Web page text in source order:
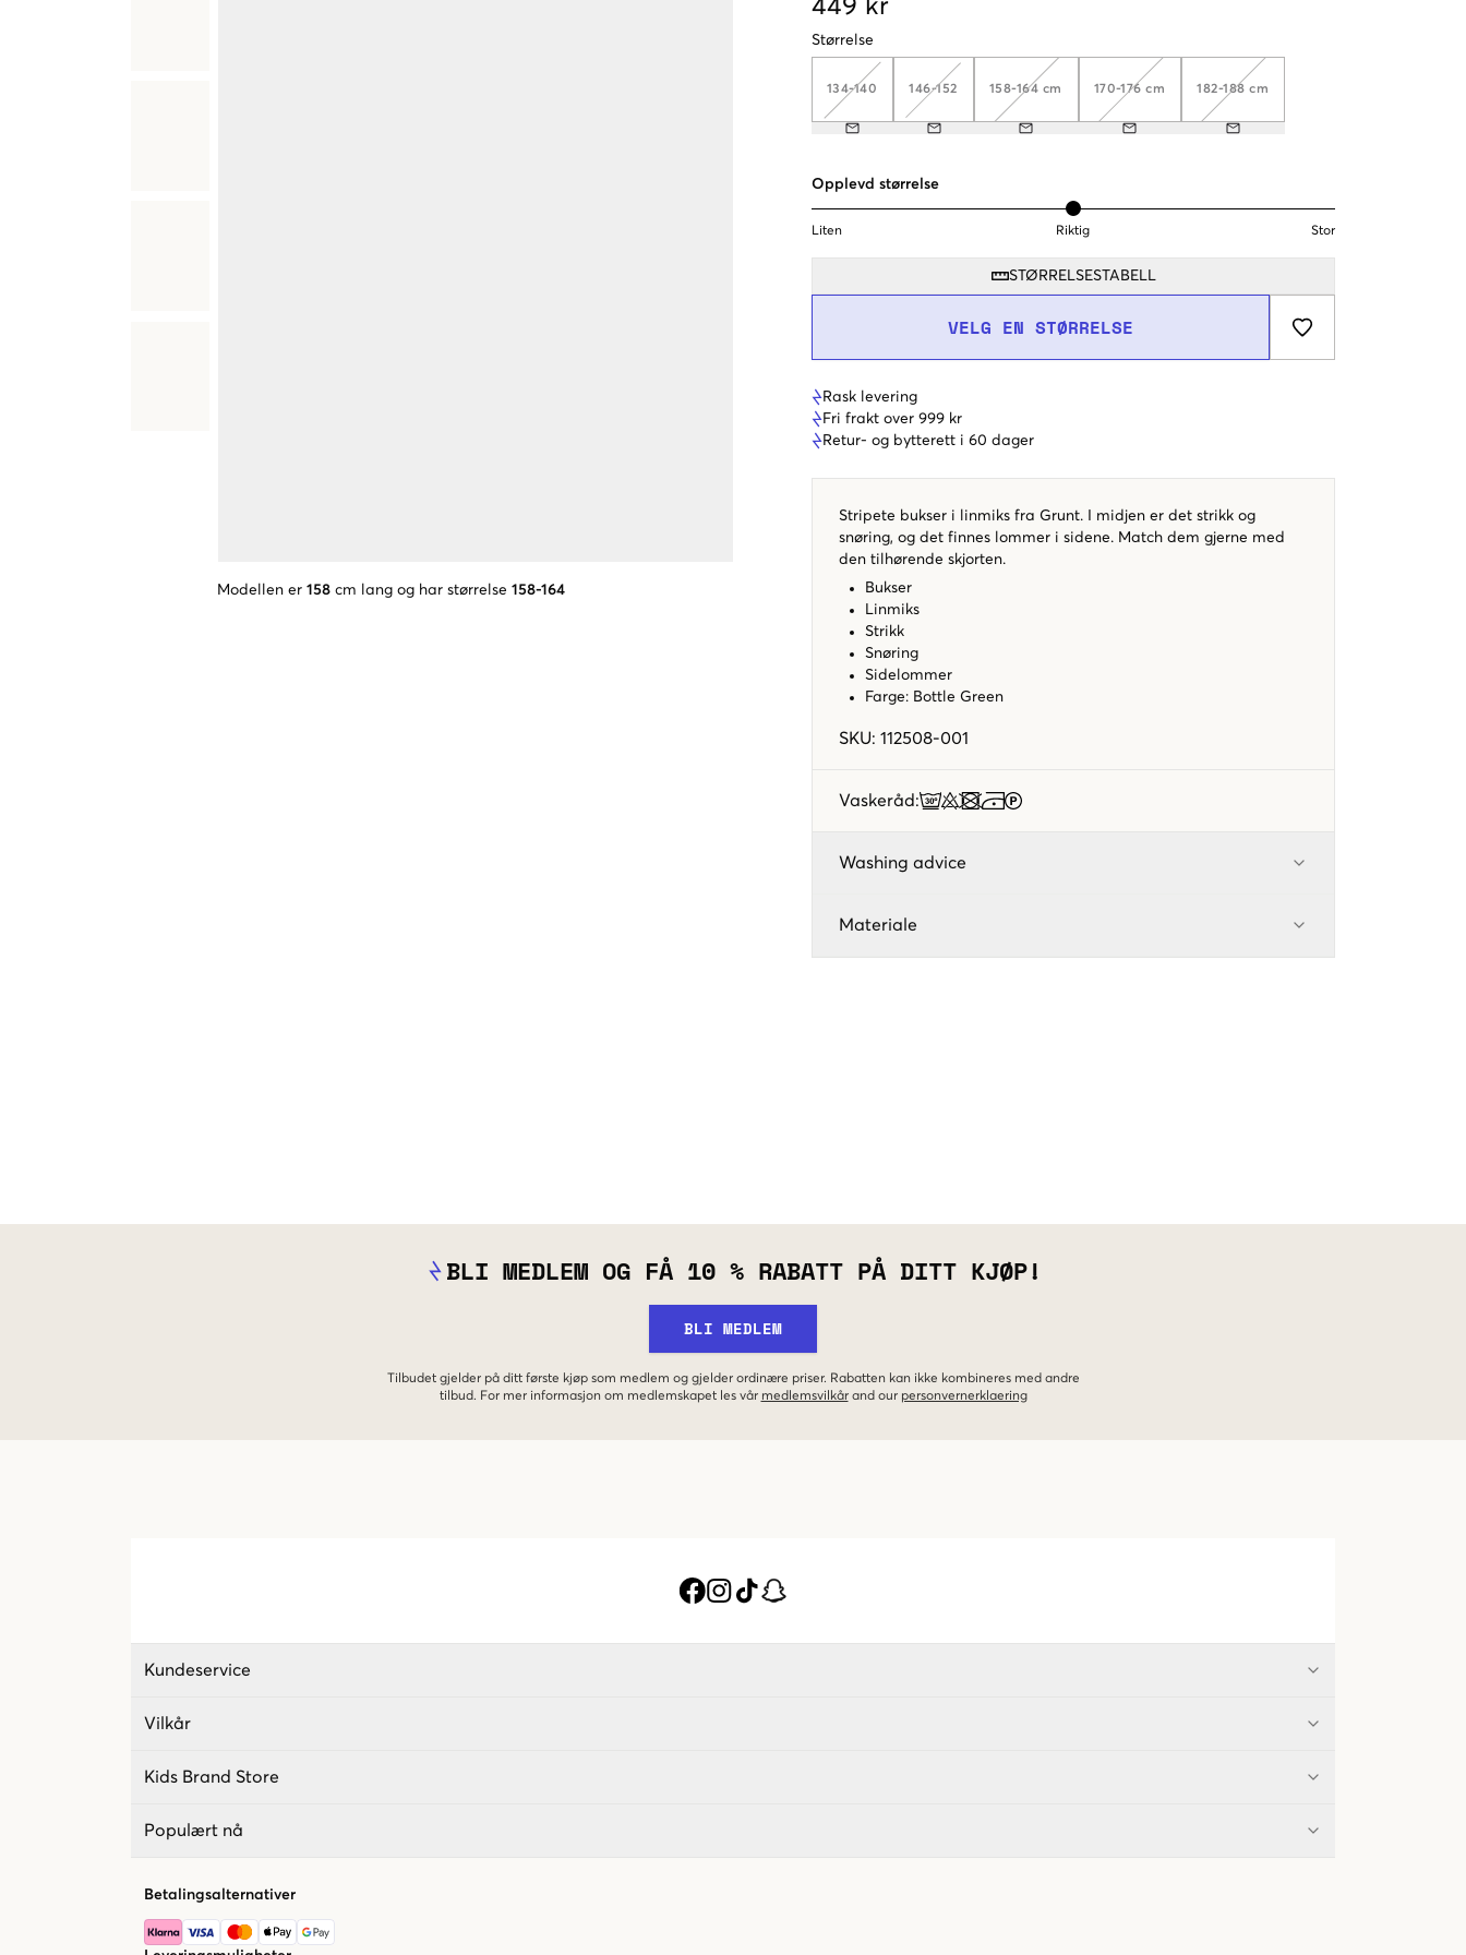
Modellen er 158 cm lang og har størrelse 158-164
449 kr
Størrelse
134-140 146-152 158-164 cm 170-176 cm 182-188 cm
Opplevd størrelse
Liten Riktig Stor
STØRRELSESTABELL
VELG EN STØRRELSE
Rask levering
Fri frakt over 999 kr
Retur- og bytterett i 60 dager
Stripete bukser i linmiks fra Grunt. I midjen er det strikk og
snøring, og det finnes lommer i sidene. Match dem gjerne med
den tilhørende skjorten.
Bukser
Linmiks
Strikk
Snøring
Sidelommer
Farge: Bottle Green
SKU: 112508-001
Vaskeråd:
Washing advice
Materiale
BLI MEDLEM OG FÅ 10 % RABATT PÅ DITT KJØP!
BLI MEDLEM
Tilbudet gjelder på ditt første kjøp som medlem og gjelder ordinære priser. Rabatten kan ikke kombineres med andre
tilbud. For mer informasjon om medlemskapet les vår medlemsvilkår and our personvernerklaering
Kundeservice
Vilkår
Kids Brand Store
Populært nå
Betalingsalternativer